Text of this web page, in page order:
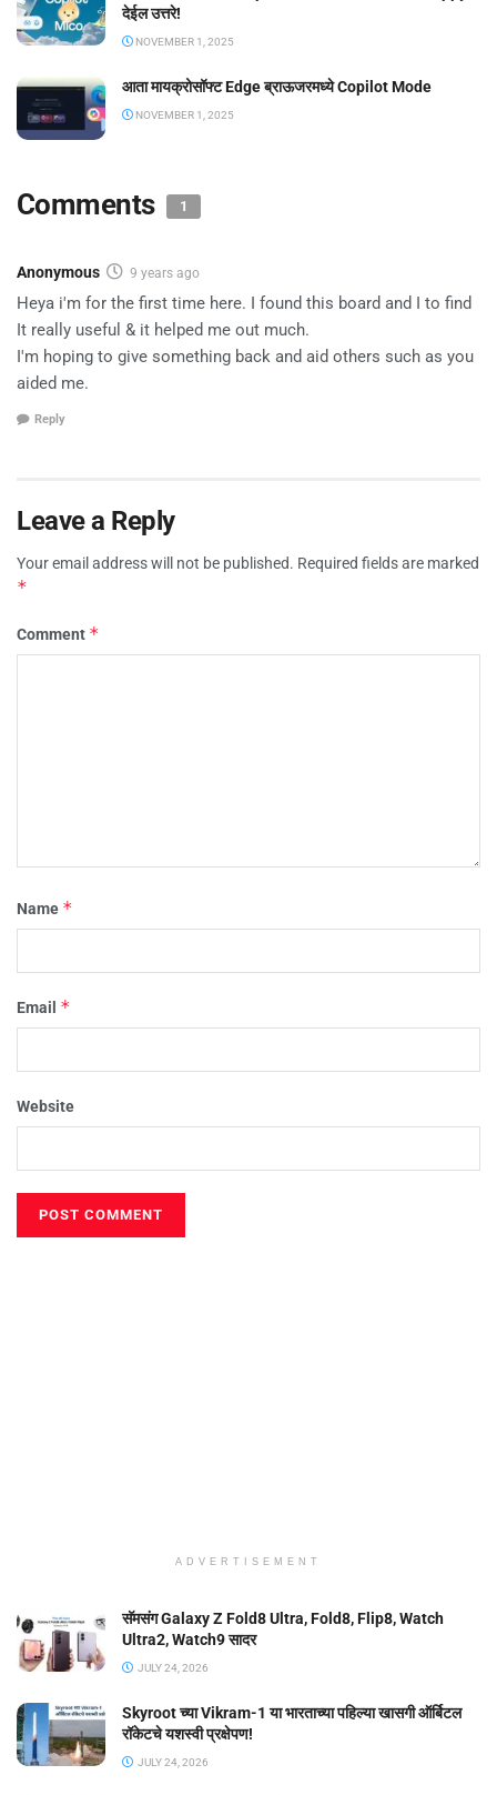
देईल उत्तरे!
NOVEMBER 1, 2025
आता मायक्रोसॉफ्ट Edge ब्राऊजरमध्ये Copilot Mode
NOVEMBER 1, 2025
Comments 1
Anonymous 9 years ago
Heya i'm for the first time here. I found this board and I to find
It really useful & it helped me out much.
I'm hoping to give something back and aid others such as you
aided me.
Reply
Leave a Reply
Your email address will not be published. Required fields are marked
*
Comment *
Name *
Email *
Website
ADVERTISEMENT
सॅमसंग Galaxy Z Fold8 Ultra, Fold8, Flip8, Watch
Ultra2, Watch9 सादर
JULY 24, 2026
Skyroot च्या Vikram-1 या भारताच्या पहिल्या खासगी ऑर्बिटल
रॉकेटचे यशस्वी प्रक्षेपण!
JULY 24, 2026